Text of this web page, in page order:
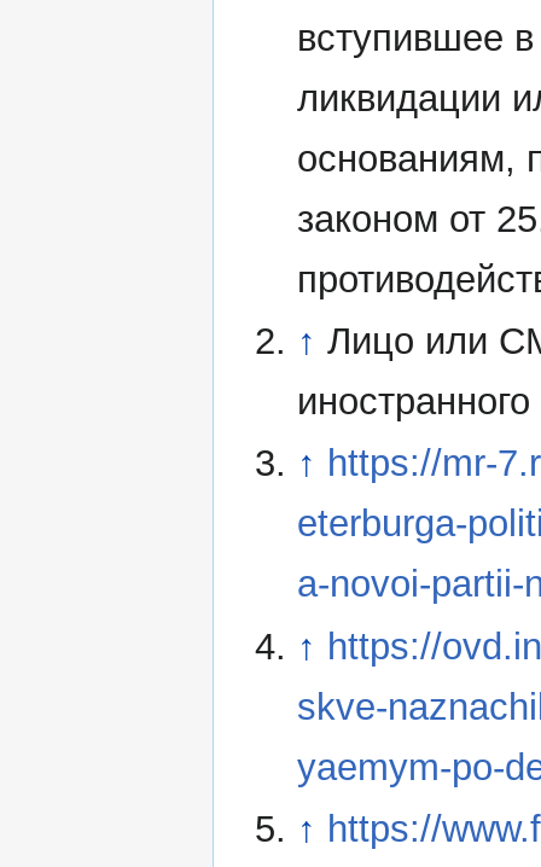
вступившее
ликвидации
основаниям,
законом от
↑ Лицо или
↑ https://mr-
eterburga-
a-novoi-partii-
↑ https://
skve-
yaemym-po-
↑ https://